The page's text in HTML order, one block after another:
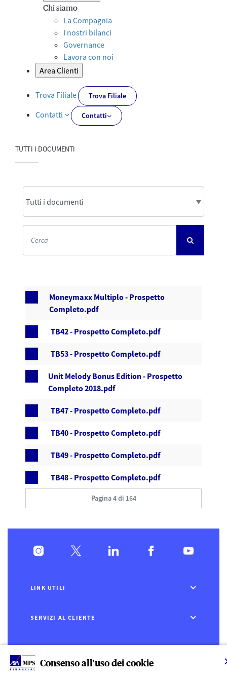
Consenso all'uso dei cookie
Chi siamo
La Compagnia
I nostri bilanci
Governance
Lavora con noi
Area Clienti
Trova Filiale Trova Filiale
Contatti Contatti
TUTTI I DOCUMENTI
Moneymaxx Multiplo - Prospetto
Completo.pdf
TB42 - Prospetto Completo.pdf
TB53 - Prospetto Completo.pdf
Unit Melody Bonus Edition - Prospetto
Completo 2018.pdf
TB47 - Prospetto Completo.pdf
TB40 - Prospetto Completo.pdf
TB49 - Prospetto Completo.pdf
TB48 - Prospetto Completo.pdf
Pagina 4 di 164
LINK UTILI
SERVIZI AL CLIENTE
CHI SIAMO